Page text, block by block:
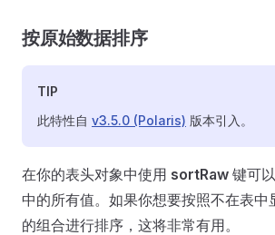
按原始数据排序
TIP
此特性自 v3.5.0 (Polaris) 版本引入。
在你的表头对象中使用 sortRaw 键可
中的所有值。如果你想要按照不在表中
的组合进行排序，这将非常有用。